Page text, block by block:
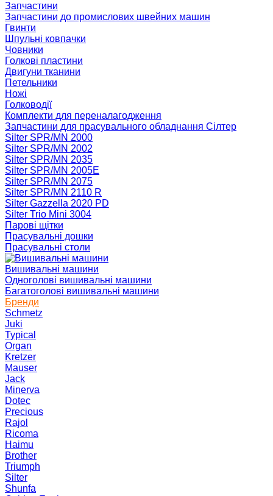
Запчастини
Запчастини до промислових швейних машин
Гвинти
Шпульні ковпачки
Човники
Голкові пластини
Двигуни тканини
Петельники
Ножі
Голководії
Комплекти для переналагодження
Запчастини для прасувального обладнання Сілтер
Silter SPR/MN 2000
Silter SPR/MN 2002
Silter SPR/MN 2035
Silter SPR/MN 2005E
Silter SPR/MN 2075
Silter SPR/MN 2110 R
Silter Gazzella 2020 PD
Silter Trio Mini 3004
Парові щітки
Прасувальні дошки
Прасувальні столи
Вишивальні машини
Одноголові вишивальні машини
Багатоголові вишивальні машини
Бренди
Schmetz
Juki
Typical
Organ
Kretzer
Mauser
Jack
Minerva
Dotec
Precious
Rajol
Ricoma
Haimu
Brother
Triumph
Silter
Shunfa